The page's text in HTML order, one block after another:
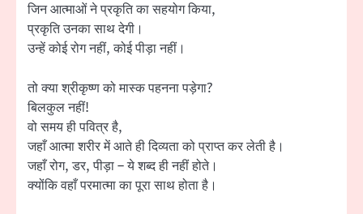
जिन आत्माओं ने प्रकृति का सहयोग किया,
प्रकृति उनका साथ देगी।
उन्हें कोई रोग नहीं, कोई पीड़ा नहीं।
तो क्या श्रीकृष्ण को मास्क पहनना पड़ेगा?
बिलकुल नहीं!
वो समय ही पवित्र है,
जहाँ आत्मा शरीर में आते ही दिव्यता को प्राप्त कर लेती है।
जहाँ रोग, डर, पीड़ा – ये शब्द ही नहीं होते।
क्योंकि वहाँ परमात्मा का पूरा साथ होता है।